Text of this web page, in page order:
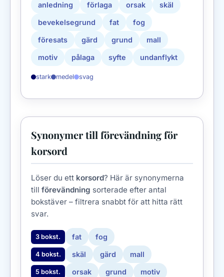
anledning förlaga orsak skäl
bevekelsegrund fat fog
föresats gärd grund mall
motiv pålaga syfte undanflykt
stark medel svag
Synonymer till förevändning för
korsord
Löser du ett korsord? Här är synonymerna
till förevändning sorterade efter antal
bokstäver – filtrera snabbt för att hitta rätt
svar.
3 bokst. fat fog
4 bokst. skäl gärd mall
5 bokst. orsak grund motiv